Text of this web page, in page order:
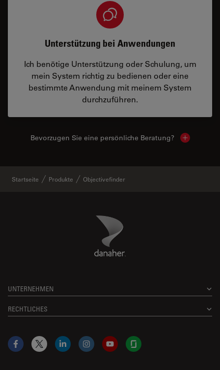
Unterstützung bei Anwendungen
Ich benötige Unterstützung oder Schulung, um
mein System richtig zu bedienen oder eine
bestimmte Anwendung mit meinem System
durchzuführen.
Bevorzugen Sie eine persönliche Beratung? Show
Startseite Produkte Objectivefinder
Danaher Logo
UNTERNEHMEN
RECHTLICHES
Facebook
X LinkedInInstagramYouTubeGlassdoor